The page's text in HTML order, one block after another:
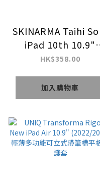
SKINARMA Taihi
iPad 10th 10.9"
(2022) / iPad Air 5
翻蓋平板保護套
HK$358.00
加入購物車